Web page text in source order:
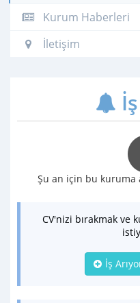
Kurum Haberleri
İletişim
Şu an için bu kuruma
CV'nizi bırakmak ve
İş